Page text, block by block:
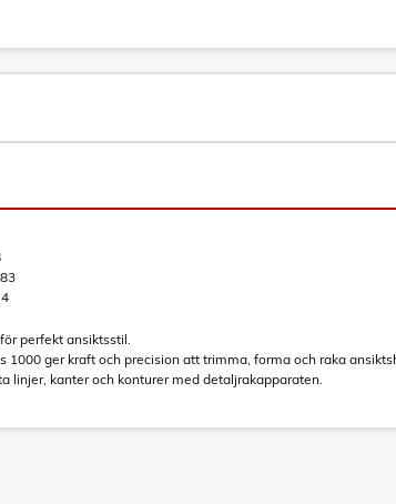
4
perfekt ansiktsstil.
1000 ger kraft och precision att trimma, forma och raka
linjer, kanter och konturer med detaljrakapparaten.